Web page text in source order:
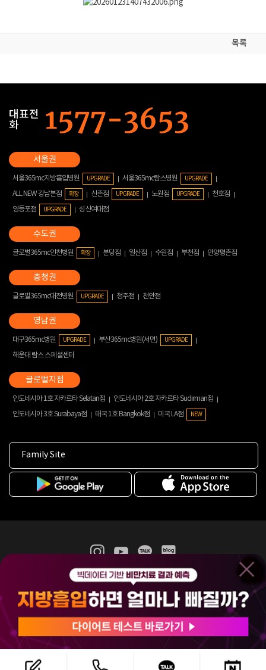
목록
대표전
화
서울365mc지방흡입병원 UPGRADE 서울365mc람스병원 UPGRADE
ALL NEW 강남본점 확장 신촌점 UPGRADE 노원점 UPGRADE
천호점
영등포점
UPGRADE 성신여대점
글로벌365mc인천병원 확장 분당점 일산점 수원점 부천점 안양평촌점
글로벌365mc대전병원 UPGRADE 청주점 천안점
대구365mc병원 UPGRADE 부산365mc병원(서면) UPGRADE
해운대 람스 스페셜센터
인도네시아 1호 자카르타 Selatan점
인도네시아 2호 자카르타 Sudirman점
인도네시아 3호 Surabaya점
태국 1호 Bangkok점 미국 LA점 NEW
Family Site
365mc 병·의원 이용약관
홈페이지 이용약관
비급여진료수가
(주)365mcㅣ서울특별시 서초구 서초대로52길 7, 3~4층(서초동, 제일빌딩)
120-87-04354ㅣ김남철
COPYRIGHT(C) 2025 365mc. ALL RIGHTS RESERVED.